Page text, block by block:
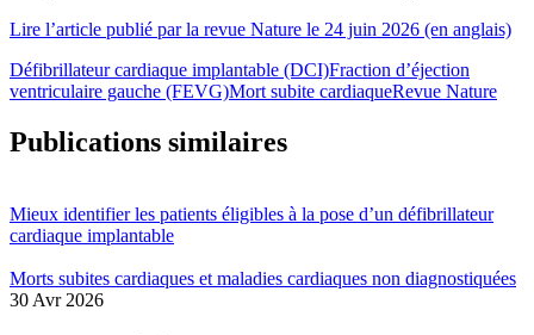
Lire l’article publié par la revue Nature le 24 juin 2026 (en anglais)
Défibrillateur cardiaque implantable (DCI)Fraction d’éjection
ventriculaire gauche (FEVG)Mort subite cardiaqueRevue Nature
Publications similaires
Mieux identifier les patients éligibles à la pose d’un défibrillateur
cardiaque implantable
Morts subites cardiaques et maladies cardiaques non diagnostiquées
30 Avr 2026